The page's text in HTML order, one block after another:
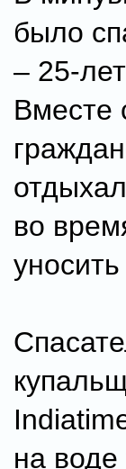
было
– 25-
Вместе
во
на воде